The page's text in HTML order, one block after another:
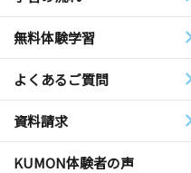
無料体験学習
よくあるご質問
資料請求
KUMON体験者の声